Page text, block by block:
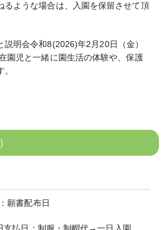
るような場合は、入園を保留させて頂
説明会令和8(2026)年2月20日（金）
園児と一緒に園生活の体験や、保護
願書配布日